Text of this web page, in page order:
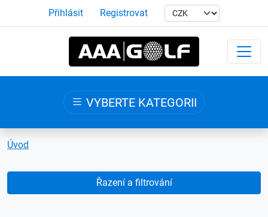
Přihlásit Registrovat
VYBERTE KATEGORII
Úvod
Řazení a filtrování